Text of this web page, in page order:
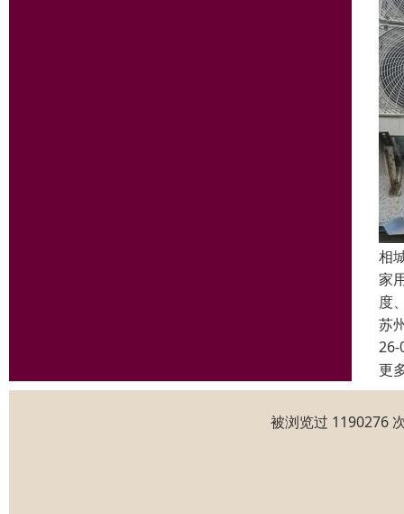
相
家
度
苏
26-
更
被浏览过 1190276